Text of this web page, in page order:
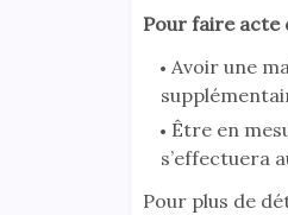
Pour faire acte
Avoir une
Être en
s’effectuera
Pour plus de